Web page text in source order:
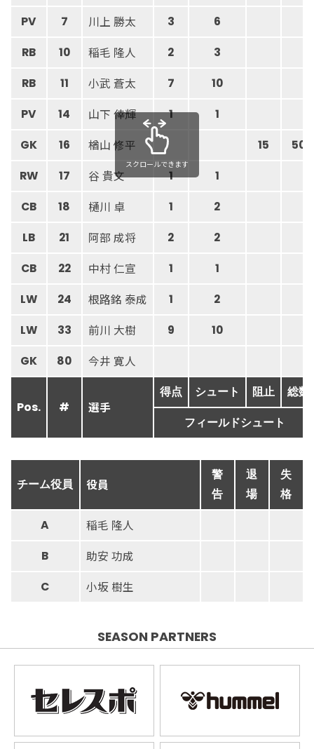
PV 7 川上 勝太 3 6
RB 10 稲毛 隆人 2 3
RB 11 小武 蒼太 7 10
PV 14 山下 倖輝 1 1
GK 16 楢山 修平 15 50
RW 17 谷 貴文 1 1
CB 18 樋川 卓 1 2
LB 21 阿部 成将 2 2
CB 22 中村 仁宣 1 1
LW 24 根路銘 泰成 1 2
LW 33 前川 大樹 9 10
GK 80 今井 寛人
Pos. # 選手
得点 シュート 阻止 総数
フィールドシュート
スクロールできます
チーム役員 役員
警
告
退
場
失
格
A 稲毛 隆人
B 助安 功成
C 小坂 樹生
SEASON PARTNERS